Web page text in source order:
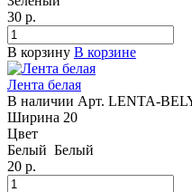
30 р.
В корзину В корзине
Лента белая
В наличии Арт. LENTA-
Ширина 20
Цвет
Белый Белый
20 р.